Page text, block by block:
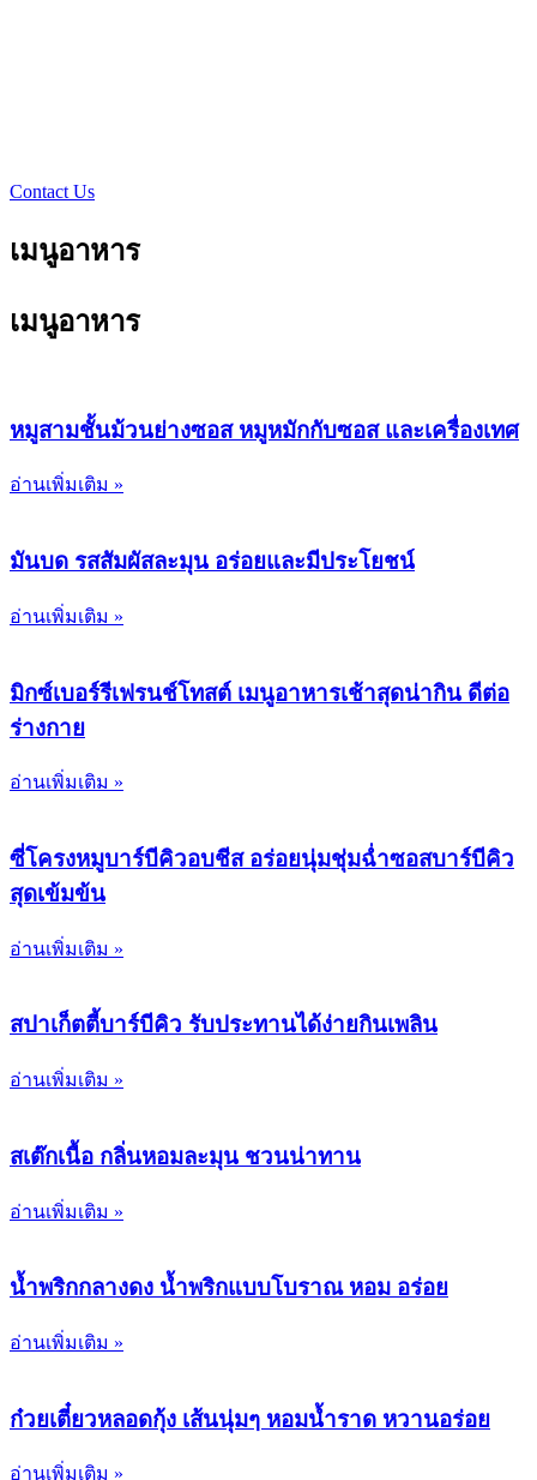
Contact Us
เมนูอาหาร
เมนูอาหาร
หมูสามชั้นม้วนย่างซอส หมูหมักกับซอส และเครื่องเทศ
อ่านเพิ่มเติม »
มันบด รสสัมผัสละมุน อร่อยและมีประโยชน์
อ่านเพิ่มเติม »
มิกซ์เบอร์รีเฟรนช์โทสต์ เมนูอาหารเช้าสุดน่ากิน ดีต่อ
ร่างกาย
อ่านเพิ่มเติม »
ซี่โครงหมูบาร์บีคิวอบชีส อร่อยนุ่มชุ่มฉ่ำซอสบาร์บีคิว
สุดเข้มข้น
อ่านเพิ่มเติม »
สปาเก็ตตี้บาร์บีคิว รับประทานได้ง่ายกินเพลิน
อ่านเพิ่มเติม »
สเต๊กเนื้อ กลิ่นหอมละมุน ชวนน่าทาน
อ่านเพิ่มเติม »
น้ำพริกกลางดง น้ำพริกแบบโบราณ หอม อร่อย
อ่านเพิ่มเติม »
ก๋วยเตี๋ยวหลอดกุ้ง เส้นนุ่มๆ หอมน้ำราด หวานอร่อย
อ่านเพิ่มเติม »